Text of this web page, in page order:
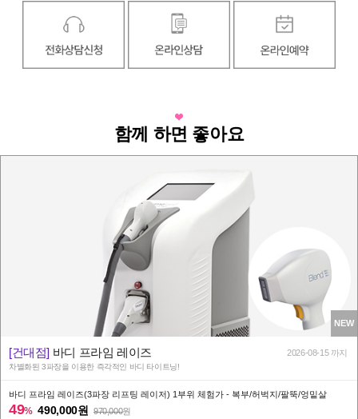
함께 하면 좋아요
NEW
[건대점] 바디 프라임 레이즈 2026-08-15 까지
차별화된 3파장을 이용한 즉각적인 바디 타이트닝!
바디 프라임 레이즈(3파장 리프팅 레이저) 1부위 체험가 - 복부/허벅지/팔뚝/엉밑살
49% 490,000원 970,000원